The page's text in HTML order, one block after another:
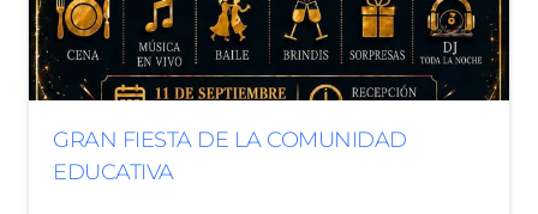
GRAN FIESTA DE LA COMUNIDAD
EDUCATIVA